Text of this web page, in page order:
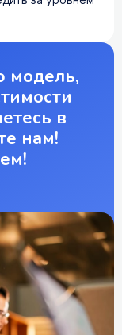
модель,
в
нам!